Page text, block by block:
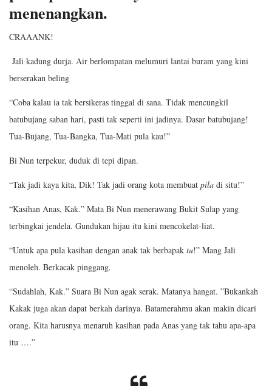
menenangkan.
CRAAANK!
Jali kadung durja. Air berlompatan melumuri lantai buram yang kini
berserakan beling
“Coba kalau ia tak bersikeras tinggal di sana. Tidak mencungkil
batubujang saban hari, pasti tak seperti ini jadinya. Dasar batubujang!
Tua-Bujang, Tua-Bangka, Tua-Mati pula kau!”
Bi Nun terpekur, duduk di tepi dipan.
“Tak jadi kaya kita, Dik! Tak jadi orang kota membuat pila di situ!”
“Kasihan Anas, Kak.” Mata Bi Nun menerawang Bukit Sulap yang
terbingkai jendela. Gundukan hijau itu kini mencokelat-liat.
“Untuk apa pula kasihan dengan anak tak berbapak tu!” Mang Jali
menoleh. Berkacak pinggang.
“Sudahlah, Kak.” Suara Bi Nun agak serak. Matanya hangat. ”Bukankah
Kakak juga akan dapat berkah darinya. Batamerahmu akan makin dicari
orang. Kita harusnya menaruh kasihan pada Anas yang tak tahu apa-apa
itu ….”